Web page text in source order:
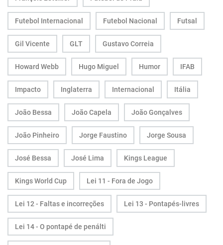
Futebol Internacional Futebol Nacional Futsal
Gil Vicente GLT Gustavo Correia
Howard Webb Hugo Miguel Humor IFAB
Impacto Inglaterra Internacional Itália
João Bessa João Capela João Gonçalves
João Pinheiro Jorge Faustino Jorge Sousa
José Bessa José Lima Kings League
Kings World Cup Lei 11 - Fora de Jogo
Lei 12 - Faltas e incorreções Lei 13 - Pontapés-livres
Lei 14 - O pontapé de penálti